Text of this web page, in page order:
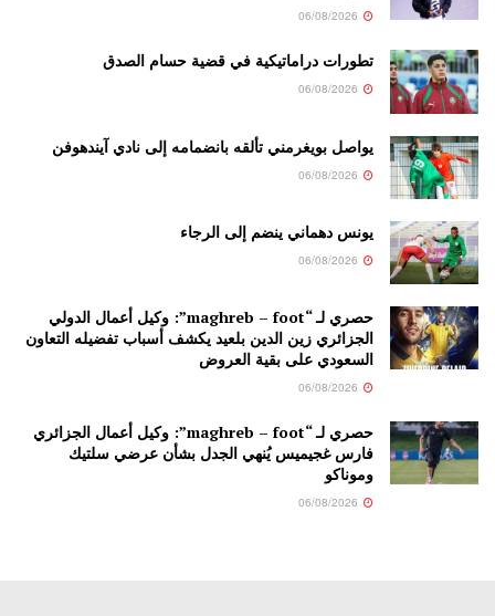
تطورات دراماتيكية في قضية حسام الصدق
يواصل بويغرمني تألقه بانضمامه إلى نادي آيندهوفن
يونس دهماني ينضم إلى الرجاء
حصري لـ “maghreb – foot”: وكيل أعمال الدولي
الجزائري زين الدين بلعيد يكشف أسباب تفضيله التعاون
السعودي على بقية العروض
حصري لـ “maghreb – foot”: وكيل أعمال الجزائري
فارس غجيميس يُنهي الجدل بشأن عرضي سلتيك
وموناكو